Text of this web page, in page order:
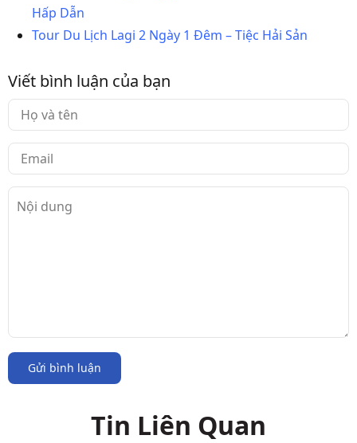
Hấp Dẫn
Tour Du Lịch Lagi 2 Ngày 1 Đêm – Tiệc Hải Sản
Viết bình luận của bạn
Gửi bình luận
Tin Liên Quan